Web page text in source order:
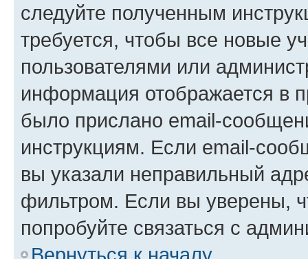
следуйте полученным
требуется, чтобы все новые
пользователями или
информация отображается в
было прислано email-
инструкциям. Если email-
вы указали неправильный
фильтром. Если вы уверены,
попробуйте связаться с
Вернуться к началу